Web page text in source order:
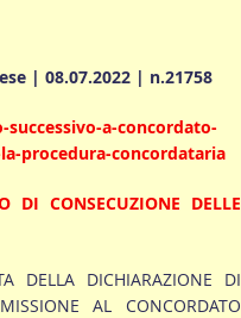
| 08.07.2022 | n.21758
a-concordato-
procedura-concordataria
DI CONSECUZIONE DELLE
DELLA DICHIARAZIONE DI
AL CONCORDATO